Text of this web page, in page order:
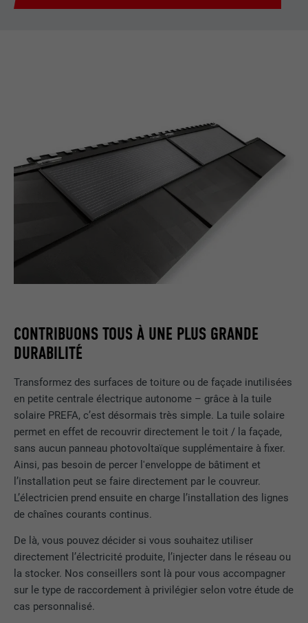
CONTRIBUONS TOUS À UNE PLUS GRANDE
DURABILITÉ
Transformez des surfaces de toiture ou de façade inutilisées
en petite centrale électrique autonome – grâce à la tuile
solaire PREFA, c’est désormais très simple. La tuile solaire
permet en effet de recouvrir directement le toit / la façade,
sans aucun panneau photovoltaïque supplémentaire à fixer.
Ainsi, pas besoin de percer l'enveloppe de bâtiment et
l’installation peut se faire directement par le couvreur.
L’électricien prend ensuite en charge l’installation des lignes
de chaînes courants continus.
De là, vous pouvez décider si vous souhaitez utiliser
directement l’électricité produite, l’injecter dans le réseau ou
la stocker. Nos conseillers sont là pour vous accompagner
sur le type de raccordement à privilégier selon votre étude de
cas personnalisé.
UTILITÉ
Est utilisé pour garantir que le même
attribut SameSite est disponible pour
tous les cookies dans ce navigateur
FOURNISSEUR
UTILITÉ
une série de produits publicitaires, par
exemple des offres en temps réel
NOM fr
FOURNISSEUR Facebook
EXPIRATION 3 mois
UTILITÉ
Est utilisé par Facebook pour afficher
une série de produits publicitaires, par
d'annonceurs tiers.
NOM IDE